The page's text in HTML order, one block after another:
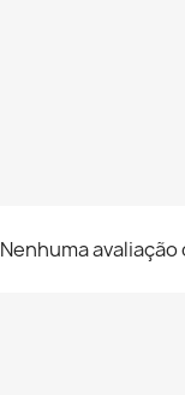
Nenhuma